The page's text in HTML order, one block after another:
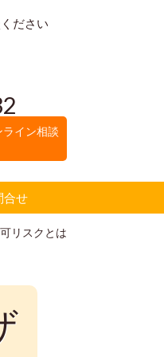
ださい
イン相談
合せ
リスクとは